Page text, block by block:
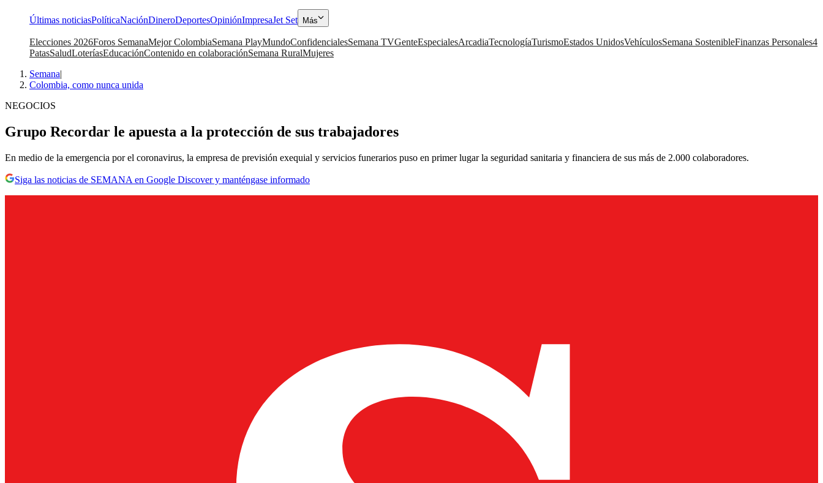
Últimas noticiasPolíticaNaciónDineroDeportesOpiniónImpresaJet Set Más
Elecciones 2026Foros SemanaMejor ColombiaSemana PlayMundoConfidencialesSemana TVGenteEspecialesArcadiaTecnologíaTurismoEstados UnidosVehículosSemana SostenibleFinanzas Personales4
PatasSaludLoteríasEducaciónContenido en colaboraciónSemana RuralMujeres
Semana|
Colombia, como nunca unida
NEGOCIOS
Grupo Recordar le apuesta a la protección de sus trabajadores
En medio de la emergencia por el coronavirus, la empresa de previsión exequial y servicios funerarios puso en primer lugar la seguridad sanitaria y financiera de sus más de 2.000 colaboradores.
Siga las noticias de SEMANA en Google Discover y manténgase informado